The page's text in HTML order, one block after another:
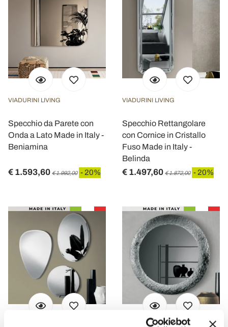
VIADURINI LIVING
Specchio da Parete con
Onda a Lato Made in Italy -
Beniamina
€ 1.593,60 € 1.992,00 - 20%
VIADURINI LIVING
Specchio Rettangolare
con Cornice in Cristallo
Fuso Made in Italy -
Belinda
€ 1.497,60 € 1.872,00 - 20%